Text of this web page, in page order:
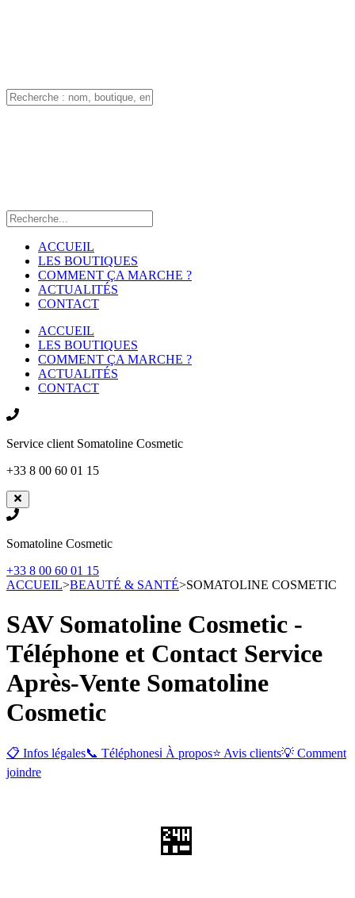
ACCUEIL
LES BOUTIQUES
COMMENT ÇA MARCHE ?
ACTUALITÉS
CONTACT
ACCUEIL
LES BOUTIQUES
COMMENT ÇA MARCHE ?
ACTUALITÉS
CONTACT
Service client Somatoline Cosmetic
+33 8 00 60 01 15
Somatoline Cosmetic
+33 8 00 60 01 15
ACCUEIL>BEAUTÉ & SANTÉ>SOMATOLINE COSMETIC
SAV Somatoline Cosmetic -
Téléphone et Contact Service
Après-Vente Somatoline
Cosmetic
📋 Infos légales📞 Téléphonesℹ️ À propos⭐ Avis clients💡 Comment
joindre
🏪